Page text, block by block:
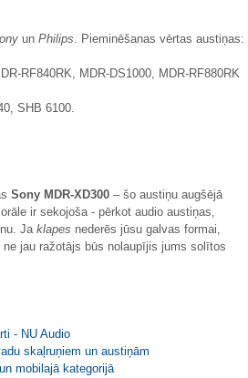
un Philips. Pieminēšanas vērtas austiņas:
RF840RK, MDR-DS1000, MDR-RF880RK
SHB 6100.
Sony MDR-XD300 – šo austiņu augšējā
ir sekojoša - pērkot audio austiņas,
Jaklapes nederēs jūsu galvas formai,
jau ražotājs būs nolaupījis jums solītos
- NU Audio
skaļruņiem un austiņām
mobilajā kategorijā